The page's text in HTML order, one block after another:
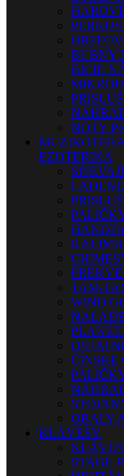
BUBNY
BICIE
NOTY
EZOTERIKA
TAM-
WIND
ČÍNSKE
OBALY
KLÁVESY
STAGE